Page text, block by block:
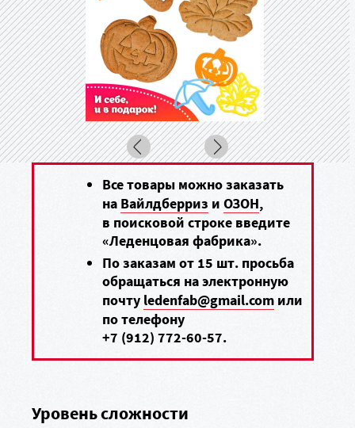
Все товары можно заказать
на Вайлдберриз иОЗОН,
в поисковой строке введите
«Леденцовая фабрика».
По заказам от 15 шт. просьба
обращаться на электронную
почту ledenfab@gmail.com или
по телефону
+7 (912) 772-60-57.
Уровень сложности